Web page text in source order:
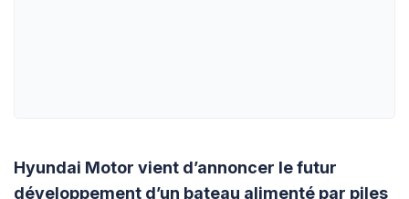
Hyundai Motor vient d’annoncer le futur
développement d’un bateau alimenté par piles